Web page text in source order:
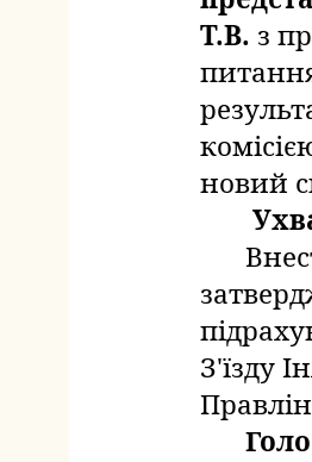
Т.В. з
новий
З'їзду